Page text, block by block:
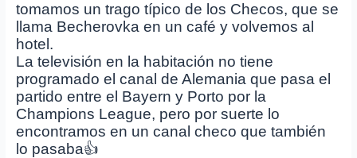
tomamos un trago típico de los Checos, que se
llama Becherovka en un café y volvemos al
hotel.
La televisión en la habitación no tiene
programado el canal de Alemania que pasa el
partido entre el Bayern y Porto por la
Champions League, pero por suerte lo
encontramos en un canal checo que también
lo pasaba👍